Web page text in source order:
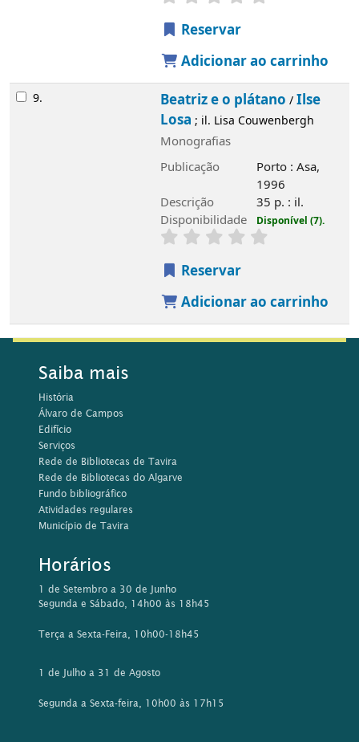
Reservar
Adicionar ao carrinho
9. Beatriz e o plátano /Ilse
Losa ; il. Lisa Couwenbergh
Monografias
Publicação
Porto : Asa,
1996
Descrição
35 p. : il.
Disponibilidade
Disponível (7).
Reservar
Adicionar ao carrinho
Saiba mais
História
Álvaro de Campos
Edifício
Serviços
Rede de Bibliotecas de Tavira
Rede de Bibliotecas do Algarve
Fundo bibliográfico
Atividades regulares
Município de Tavira
Horários
1 de Setembro a 30 de Junho
Segunda e Sábado, 14h00 às 18h45
Terça a Sexta-Feira, 10h00-18h45
1 de Julho a 31 de Agosto
Segunda a Sexta-feira, 10h00 às 17h15